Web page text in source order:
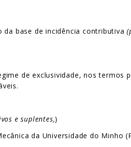
da base de incidência contributiva
de exclusividade, nos termos
e suplentes,)
da Universidade do Minho